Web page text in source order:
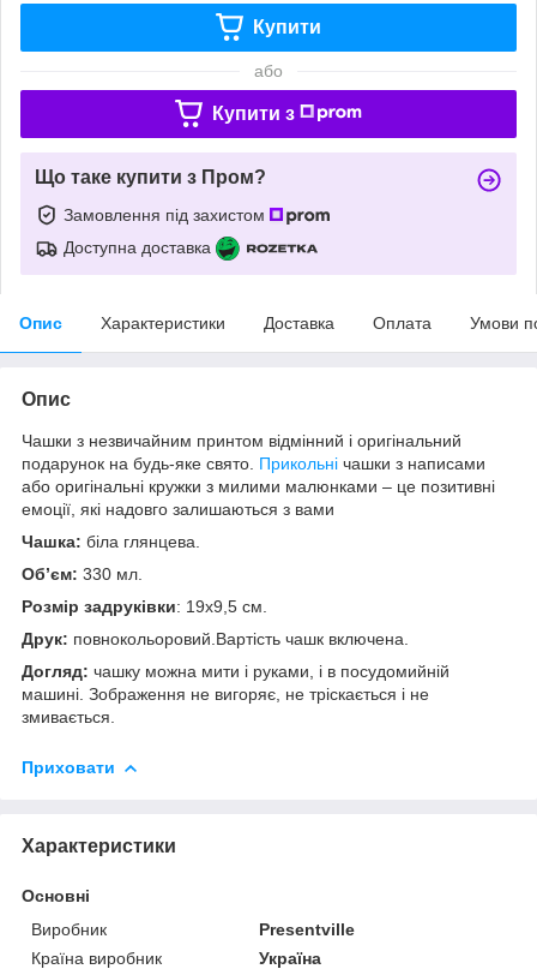
Купити
або
Купити з
Що таке купити з Пром?
Замовлення під захистом
Доступна доставка
Опис Характеристики Доставка Оплата Умови
Опис
Чашки з незвичайним принтом відмінний і оригінальний
подарунок на будь-яке свято. Прикольні чашки з написами
або оригінальні кружки з милими малюнками – це позитивні
емоції, які надовго залишаються з вами
Чашка: біла глянцева.
Об’єм: 330 мл.
Розмір задруківки: 19x9,5 см.
Друк: повнокольоровий.Вартість чашк включена.
Догляд: чашку можна мити і руками, і в посудомийній
машині. Зображення не вигоряє, не тріскається і не
змивається.
Приховати
Характеристики
Основні
Виробник
Presentville
Країна виробник
Україна